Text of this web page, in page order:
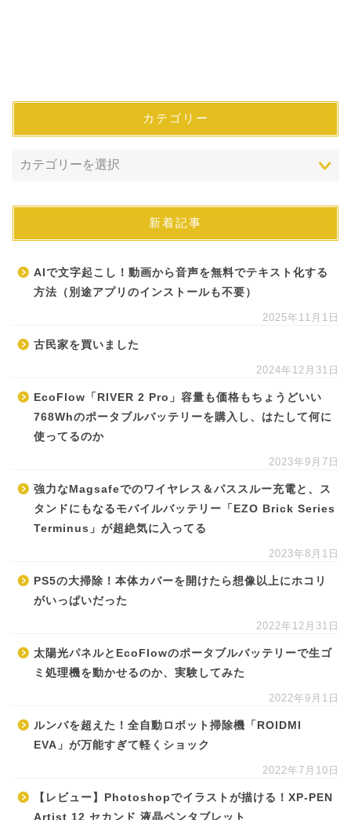
カテゴリー
新着記事
AIで文字起こし！動画から音声を無料でテキスト化する
方法（別途アプリのインストールも不要）
2025年11月1日
古民家を買いました
2024年12月31日
EcoFlow「RIVER 2 Pro」容量も価格もちょうどいい
768Whのポータブルバッテリーを購入し、はたして何に
使ってるのか
2023年9月7日
強力なMagsafeでのワイヤレス＆パススルー充電と、ス
タンドにもなるモバイルバッテリー「EZO Brick Series
Terminus」が超絶気に入ってる
2023年8月1日
PS5の大掃除！本体カバーを開けたら想像以上にホコリ
がいっぱいだった
2022年12月31日
太陽光パネルとEcoFlowのポータブルバッテリーで生ゴ
ミ処理機を動かせるのか、実験してみた
2022年9月1日
ルンバを超えた！全自動ロボット掃除機「ROIDMI
EVA」が万能すぎて軽くショック
2022年7月10日
【レビュー】Photoshopでイラストが描ける！XP-PEN
Artist 12 セカンド 液晶ペンタブレット